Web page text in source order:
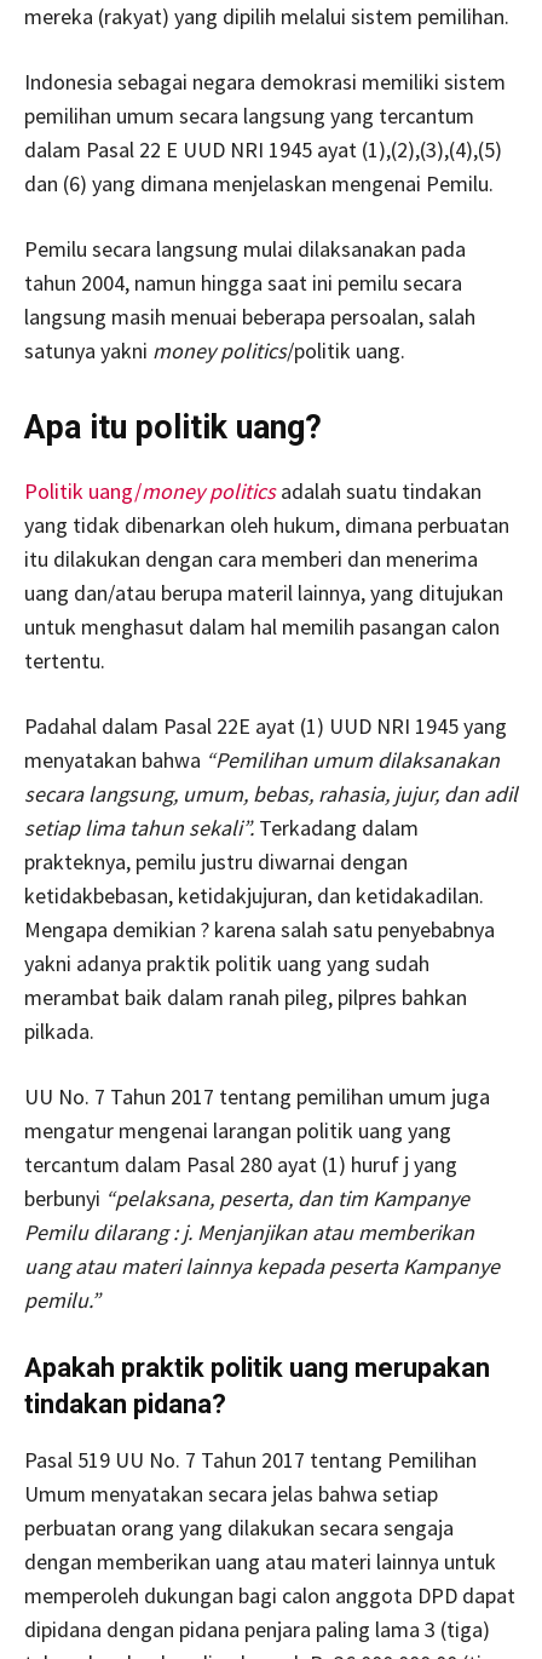
mereka (rakyat) yang dipilih melalui sistem pemilihan.
Indonesia sebagai negara demokrasi memiliki sistem
pemilihan umum secara langsung yang tercantum
dalam Pasal 22 E UUD NRI 1945 ayat (1),(2),(3),(4),(5)
dan (6) yang dimana menjelaskan mengenai Pemilu.
Pemilu secara langsung mulai dilaksanakan pada
tahun 2004, namun hingga saat ini pemilu secara
langsung masih menuai beberapa persoalan, salah
satunya yakni money politics/politik uang.
Apa itu politik uang?
Politik uang/money politicsadalah suatu tindakan
yang tidak dibenarkan oleh hukum, dimana perbuatan
itu dilakukan dengan cara memberi dan menerima
uang dan/atau berupa materil lainnya, yang ditujukan
untuk menghasut dalam hal memilih pasangan calon
tertentu.
Padahal dalam Pasal 22E ayat (1) UUD NRI 1945 yang
menyatakan bahwa “Pemilihan umum dilaksanakan
secara langsung, umum, bebas, rahasia, jujur, dan adil
setiap lima tahun sekali”. Terkadang dalam
prakteknya, pemilu justru diwarnai dengan
ketidakbebasan, ketidakjujuran, dan ketidakadilan.
Mengapa demikian ? karena salah satu penyebabnya
yakni adanya praktik politik uang yang sudah
merambat baik dalam ranah pileg, pilpres bahkan
pilkada.
UU No. 7 Tahun 2017 tentang pemilihan umum juga
mengatur mengenai larangan politik uang yang
tercantum dalam Pasal 280 ayat (1) huruf j yang
berbunyi “pelaksana, peserta, dan tim Kampanye
Pemilu dilarang : j. Menjanjikan atau memberikan
uang atau materi lainnya kepada peserta Kampanye
pemilu.”
Apakah praktik politik uang merupakan
tindakan pidana?
Pasal 519 UU No. 7 Tahun 2017 tentang Pemilihan
Umum menyatakan secara jelas bahwa setiap
perbuatan orang yang dilakukan secara sengaja
dengan memberikan uang atau materi lainnya untuk
memperoleh dukungan bagi calon anggota DPD dapat
dipidana dengan pidana penjara paling lama 3 (tiga)